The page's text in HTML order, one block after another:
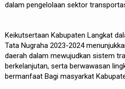
dalam pengelolaan sektor
Keikutsertaan Kabupaten Langkat
Tata Nugraha 2023-2024
daerah dalam mewujudkan sistem
berkelanjutan, serta berwawasan
bermanfaat Bagi masyarkat